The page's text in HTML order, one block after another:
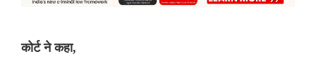
कोर्ट ने कहा,